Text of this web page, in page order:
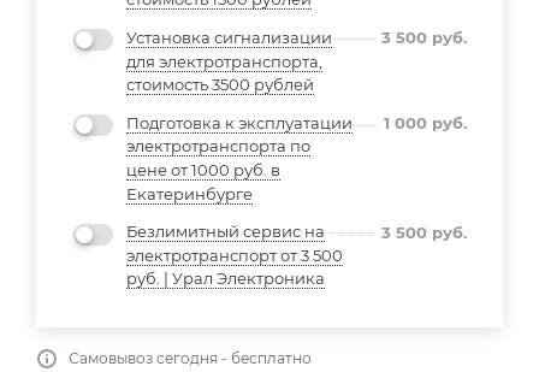
Установка сигнализации
для электротранспорта,
стоимость 3500 рублей
3 500 руб.
Подготовка к эксплуатации
электротранспорта по
цене от 1000 руб. в
Екатеринбурге
1 000 руб.
Безлимитный сервис на
электротранспорт от 3 500
руб. | Урал Электроника
3 500 руб.
Самовывоз сегодня - бесплатно